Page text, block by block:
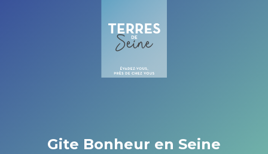
Gite Bonheur en Seine